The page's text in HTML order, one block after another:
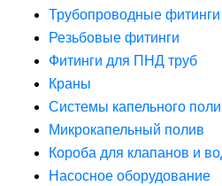
Трубопроводные фитинги
Резьбовые фитинги
Фитинги для ПНД труб
Краны
Системы капельного
Микрокапельный полив
Короба для клапанов и
Насосное оборудование